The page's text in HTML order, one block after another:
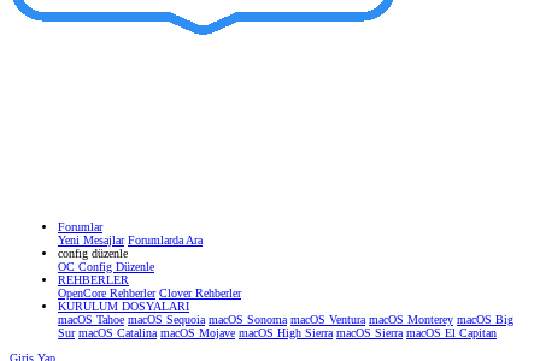
Forumlar
Yeni Mesajlar Forumlarda Ara
confıg düzenle
OC Config Düzenle
REHBERLER
OpenCore Rehberler Clover Rehberler
KURULUM DOSYALARI
macOS Tahoe macOS Sequoia macOS Sonoma macOS Ventura macOS Monterey macOS Big
Sur macOS Catalina macOS Mojave macOS High Sierra macOS Sierra macOS El Capitan